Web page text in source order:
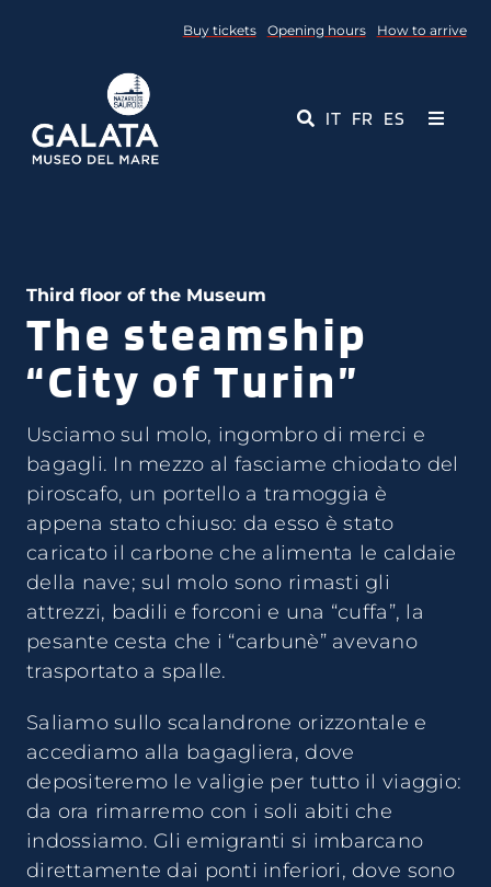
Buy tickets Opening hours How to arrive
IT FR ES
Toggle
Educational Services
Media
Contact Us
Third floor of the Museum
The steamship
“City of Turin”
Usciamo sul molo, ingombro di merci e
bagagli. In mezzo al fasciame chiodato del
piroscafo, un portello a tramoggia è
appena stato chiuso: da esso è stato
caricato il carbone che alimenta le caldaie
della nave; sul molo sono rimasti gli
attrezzi, badili e forconi e una “cuffa”, la
pesante cesta che i “carbunè” avevano
trasportato a spalle.
Saliamo sullo scalandrone orizzontale e
accediamo alla bagagliera, dove
depositeremo le valigie per tutto il viaggio:
da ora rimarremo con i soli abiti che
indossiamo. Gli emigranti si imbarcano
direttamente dai ponti inferiori, dove sono